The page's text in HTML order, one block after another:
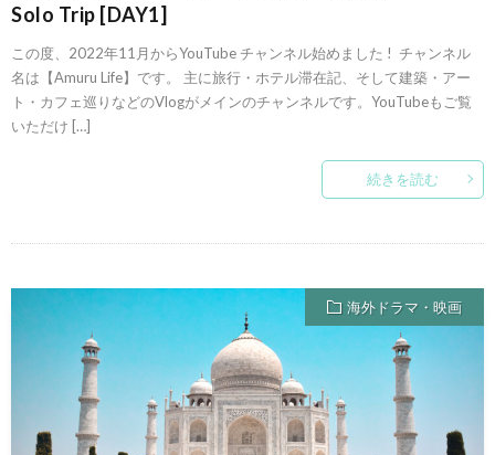
Solo Trip [DAY1]
この度、2022年11月からYouTube チャンネル始めました ! チャンネル
名は【Amuru Life】です。 主に旅行・ホテル滞在記、そして建築・アー
ト・カフェ巡りなどのVlogがメインのチャンネルです。YouTubeもご覧
いただけ […]
続きを読む
海外ドラマ・映画